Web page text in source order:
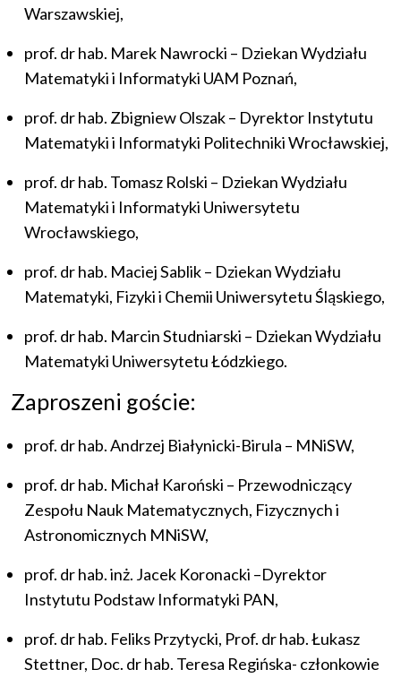
Warszawskiej,
prof. dr hab. Marek Nawrocki – Dziekan Wydziału
Matematyki i Informatyki UAM Poznań,
prof. dr hab. Zbigniew Olszak – Dyrektor Instytutu
Matematyki i Informatyki Politechniki Wrocławskiej,
prof. dr hab. Tomasz Rolski – Dziekan Wydziału
Matematyki i Informatyki Uniwersytetu
Wrocławskiego,
prof. dr hab. Maciej Sablik – Dziekan Wydziału
Matematyki, Fizyki i Chemii Uniwersytetu Śląskiego,
prof. dr hab. Marcin Studniarski – Dziekan Wydziału
Matematyki Uniwersytetu Łódzkiego.
Zaproszeni goście:
prof. dr hab. Andrzej Białynicki-Birula – MNiSW,
prof. dr hab. Michał Karoński – Przewodniczący
Zespołu Nauk Matematycznych, Fizycznych i
Astronomicznych MNiSW,
prof. dr hab. inż. Jacek Koronacki –Dyrektor
Instytutu Podstaw Informatyki PAN,
prof. dr hab. Feliks Przytycki, Prof. dr hab. Łukasz
Stettner, Doc. dr hab. Teresa Regińska- członkowie